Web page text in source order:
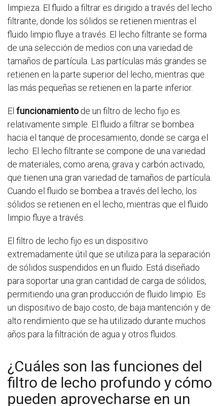
limpieza. El fluido a filtrar es dirigido a través del lecho
filtrante, donde los sólidos se retienen mientras el
fluido limpio fluye a través. El lecho filtrante se forma
de una selección de medios con una variedad de
tamaños de partícula. Las partículas más grandes se
retienen en la parte superior del lecho, mientras que
las más pequeñas se retienen en la parte inferior.
El funcionamientode un filtro de lecho fijo es
relativamente simple. El fluido a filtrar se bombea
hacia el tanque de procesamiento, donde se carga el
lecho. El lecho filtrante se compone de una variedad
de materiales, como arena, grava y carbón activado,
que tienen una gran variedad de tamaños de partícula.
Cuando el fluido se bombea a través del lecho, los
sólidos se retienen en el lecho, mientras que el fluido
limpio fluye a través.
El filtro de lecho fijo es un dispositivo
extremadamente útil que se utiliza para la separación
de sólidos suspendidos en un fluido. Está diseñado
para soportar una gran cantidad de carga de sólidos,
permitiendo una gran producción de fluido limpio. Es
un dispositivo de bajo costo, de baja mantención y de
alto rendimiento que se ha utilizado durante muchos
años para la filtración de agua y otros fluidos.
¿Cuáles son las funciones del
filtro de lecho profundo y cómo
pueden aprovecharse en un